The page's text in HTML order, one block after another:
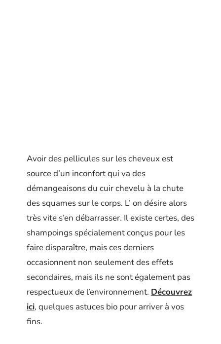
Avoir des pellicules sur les cheveux est
source d’un inconfort qui va des
démangeaisons du cuir chevelu à la chute
des squames sur le corps. L’ on désire alors
très vite s’en débarrasser. Il existe certes, des
shampoings spécialement conçus pour les
faire disparaître, mais ces derniers
occasionnent non seulement des effets
secondaires, mais ils ne sont également pas
respectueux de l’environnement. Découvrez
ici, quelques astuces bio pour arriver à vos
fins.